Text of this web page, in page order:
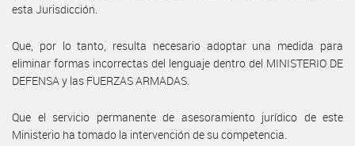
esta Jurisdicción.
Que, por lo tanto, resulta necesario adoptar una medida para
eliminar formas incorrectas del lenguaje dentro del MINISTERIO DE
DEFENSA y las FUERZAS ARMADAS.
Que el servicio permanente de asesoramiento jurídico de este
Ministerio ha tomado la intervención de su competencia.